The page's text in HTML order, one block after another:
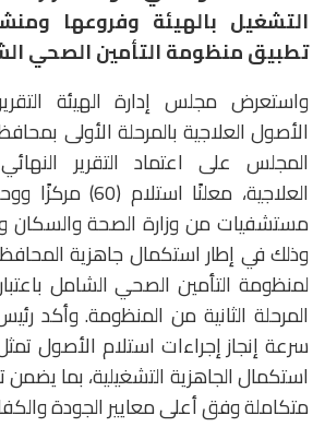
التشغيل بالهيئة وفروعها
تطبيق منظومة التأمين الصحي
واستعرض مجلس إدارة الهيئة
الأصول العلاجية بالمرحلة الأولى
المجلس على اعتماد التقرير
مستشفيات من وزارة الصحة والسكان
وذلك في إطار استكمال جاهزية
لمنظومة التأمين الصحي الشامل
المرحلة الثانية من المنظومة. وأكد
سرعة إنجاز إجراءات استلام الأصول
استكمال الجاهزية التشغيلية، بما
متكاملة وفق أعلى معايير الجودة